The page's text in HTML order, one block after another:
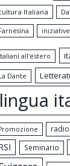
Italiana
iniziative
all'estero
Dante
lingua
radio
Seminario